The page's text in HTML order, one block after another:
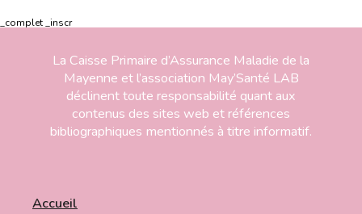
_complet _inscr
La Caisse Primaire d’Assurance Maladie de la
Mayenne et l’association May’Santé LAB
déclinent toute responsabilité quant aux
contenus des sites web et références
bibliographiques mentionnés à titre informatif.
Accueil